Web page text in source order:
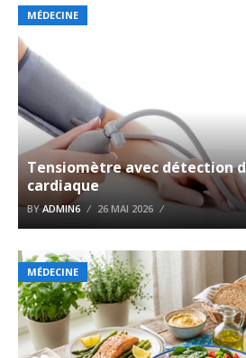
MÉDECINE
Tensiomètre avec détection
cardiaque
BYADMIN6 26 MAI 2026
MÉDECINE